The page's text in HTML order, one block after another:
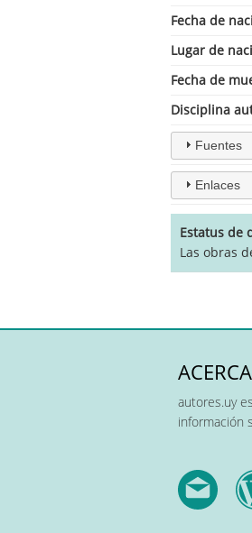
Fecha de
Lugar de
Fecha de
Disciplina
Fuentes
Enlaces
Estatus de
Las obras
autores.uy
información